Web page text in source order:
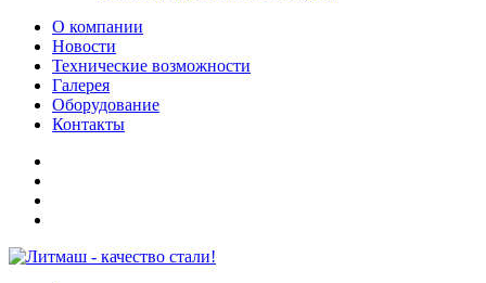
О компании
Новости
Технические возможности
Галерея
Оборудование
Контакты